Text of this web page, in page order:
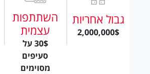
גבול אחריות
2,000,000$
השתתפות
עצמית
30$ על
סעיפים
מסוימים